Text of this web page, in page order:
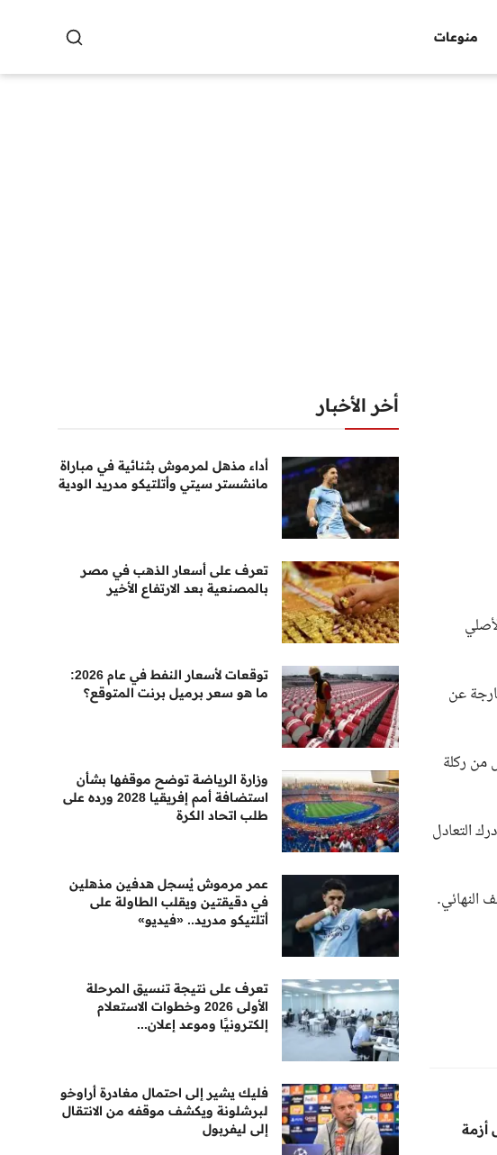
منوعات
الوقت الأصلي
17 بسبب "أسباب فنية خارجة عن
الهدف الأول من ركلة
خوخي أدرك التعادل
النهائي.
أزمة
أخر الأخبار
أداء مذهل لمرموش بثنائية في مباراة
مانشستر سيتي وأتلتيكو مدريد الودية
تعرف على أسعار الذهب في مصر
بالمصنعية بعد الارتفاع الأخير
توقعات لأسعار النفط في عام 2026:
ما هو سعر برميل برنت المتوقع؟
وزارة الرياضة توضح موقفها بشأن
استضافة أمم إفريقيا 2028 ورده على
طلب اتحاد الكرة
عمر مرموش يُسجل هدفين مذهلين
في دقيقتين ويقلب الطاولة على
أتلتيكو مدريد.. «فيديو»
تعرف على نتيجة تنسيق المرحلة
الأولى 2026 وخطوات الاستعلام
إلكترونيًا وموعد إعلان...
فليك يشير إلى احتمال مغادرة أراوخو
لبرشلونة ويكشف موقفه من الانتقال
إلى ليفربول